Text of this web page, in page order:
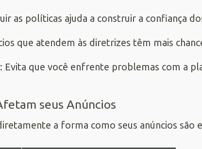
as políticas ajuda a construir a confiança
que atendem às diretrizes têm mais
: Evita que você enfrente problemas com a
seus Anúncios
a forma como seus anúncios são